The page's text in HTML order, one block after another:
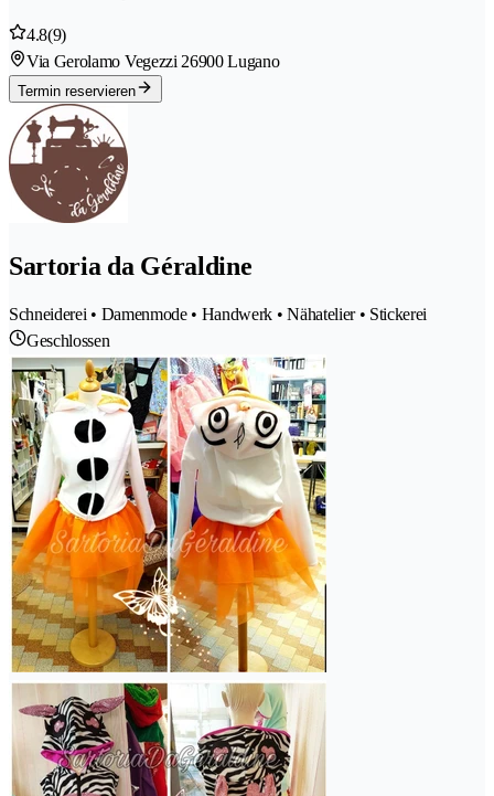
4.8(9)
Via Gerolamo Vegezzi 26900 Lugano
Termin reservieren
Sartoria da Géraldine
Schneiderei • Damenmode • Handwerk • Nähatelier • Stickerei
Geschlossen